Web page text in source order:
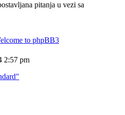
pitanja u vezi sa
to phpBB3
2:57 pm